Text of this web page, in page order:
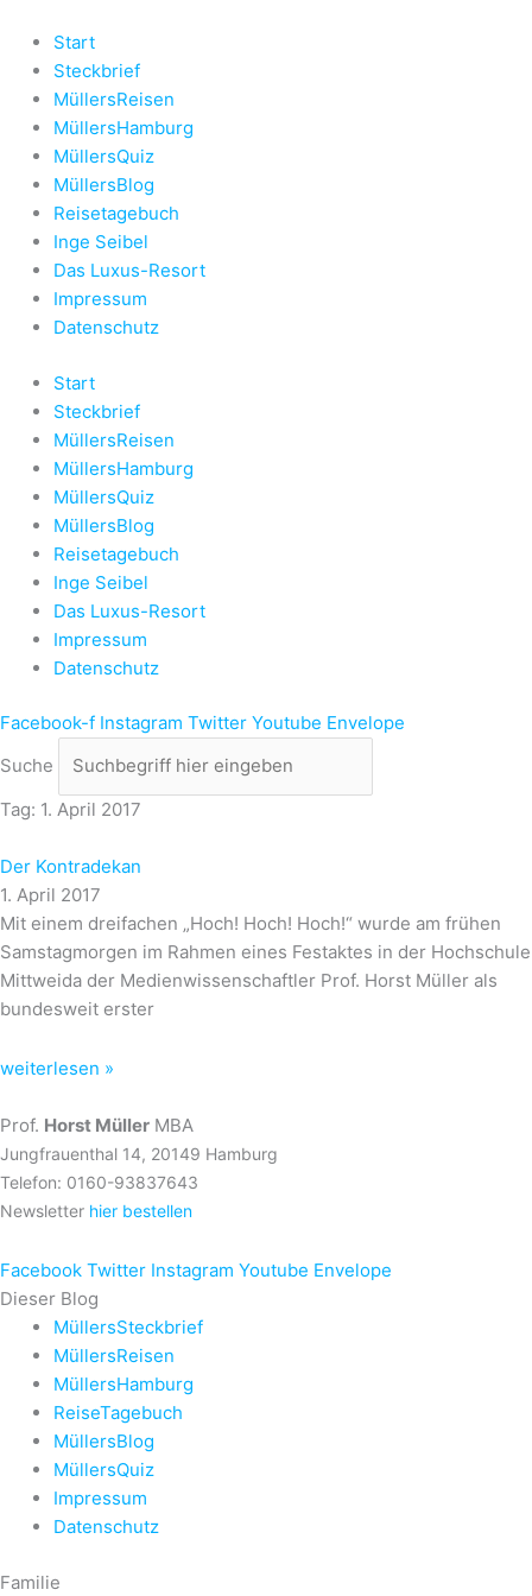
Inhalt
springen
Start
Steckbrief
MüllersReisen
MüllersHamburg
MüllersQuiz
MüllersBlog
Reisetagebuch
Inge Seibel
Das Luxus-Resort
Impressum
Datenschutz
Start
Steckbrief
MüllersReisen
MüllersHamburg
MüllersQuiz
MüllersBlog
Reisetagebuch
Inge Seibel
Das Luxus-Resort
Impressum
Datenschutz
Facebook-f Instagram Twitter Youtube Envelope
Suche
Tag: 1. April 2017
Der Kontradekan
1. April 2017
Mit einem dreifachen „Hoch! Hoch! Hoch!“ wurde am frühen
Samstagmorgen im Rahmen eines Festaktes in der Hochschule
Mittweida der Medienwissenschaftler Prof. Horst Müller als
bundesweit erster
weiterlesen »
Prof. Horst Müller MBA
Jungfrauenthal 14, 20149 Hamburg
Telefon: 0160-93837643
Newsletter hier bestellen
Facebook Twitter Instagram Youtube Envelope
Dieser Blog
MüllersSteckbrief
MüllersReisen
MüllersHamburg
ReiseTagebuch
MüllersBlog
MüllersQuiz
Impressum
Datenschutz
Familie